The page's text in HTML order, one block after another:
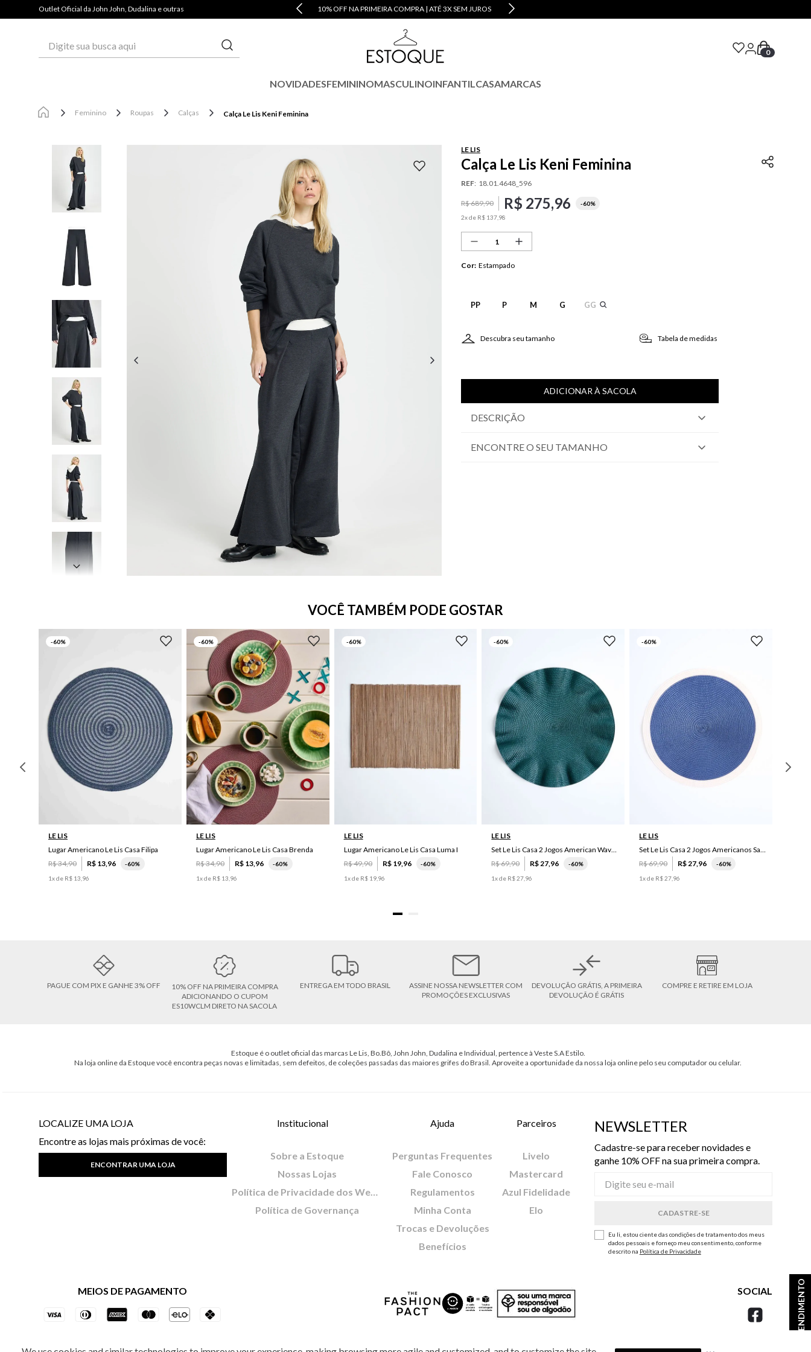
Outlet Oficial da John John, Dudalina e outrasPAGUE COM PIX E GANHE 3% OFF* 10% OFF NA PRIMEIRA COMPRA | ATÉ 3X SEM JUROS
0
NOVIDADESFEMININOMASCULINOINFANTILCASAMARCAS
ATENDIMENTO
Feminino Roupas Calças Calça Le Lis Keni Feminina
LE LIS
Calça Le Lis Keni Feminina
REF: 18.01.4648_596
R$689,90 R$ 275,96 -60%
2x de R$ 137 98
Cor: Estampado
PP P M G GG
Descubra seu tamanho Tabela de medidas
ADICIONAR À SACOLA
DESCRIÇÃO
ENCONTRE O SEU TAMANHO
VOCÊ TAMBÉM PODE GOSTAR
-60%
LE LIS
Lugar Americano Le Lis Casa Filipa
R$34,90 R$ 13,96 -60%
1x de R$ 13 96
-60%
UN
LE LIS
Lugar Americano Le Lis Casa Brenda
R$34,90 R$ 13,96 -60%
1x de R$ 13 96
-60%
LE LIS
Lugar Americano Le Lis Casa Luma I
R$49,90 R$ 19,96 -60%
1x de R$ 19, 96
-60%
LE LIS
Set Le Lis Casa 2 Jogos American Wave Green
R$69,90 R$27,96 -60%
1x de R$27 96
-60%
LE LIS
Set Le Lis Casa 2 Jogos Americanos Saruê II
R$69,90 R$27,96 -60%
1x de R$27 96
PAGUE COM PIX E GANHE 3% OFF
10% OFF NA PRIMEIRA COMPRA
ADICIONANDO O CUPOM
ES10WCLM DIRETO NA SACOLA
ENTREGA EM TODO BRASIL
ASSINE NOSSA NEWSLETTER COM
PROMOÇÕES EXCLUSIVAS
DEVOLUÇÃO GRÁTIS, A PRIMEIRA
DEVOLUÇÃO É GRÁTIS
COMPRE E RETIRE EM LOJA
Estoque é o outlet oficial das marcas Le Lis, Bo.Bô, John John, Dudalina e Individual, pertence à Veste S.A Estilo.
Na loja online da Estoque você encontra peças novas e limitadas, sem defeitos, de coleções passadas das maiores grifes do Brasil. Aproveite a oportunidade da nossa loja online pelo seu computador ou celular.
LOCALIZE UMA LOJA
Encontre as lojas mais próximas de você:
ENCONTRAR UMA LOJA
Institucional
Sobre a Estoque
Nossas Lojas
Política de Privacidade dos Websites
Política de Governança
Ajuda
Perguntas Frequentes
Fale Conosco
Regulamentos
Minha Conta
Trocas e Devoluções
Benefícios
Parceiros
Livelo
Mastercard
Azul Fidelidade
Elo
NEWSLETTER
Cadastre-se para receber novidades e
ganhe 10% OFF na sua primeira compra.
Eu li, estou ciente das condições de tratamento dos meus
dados pessoais e forneço meu consentimento, conforme
descrito na Política de Privacidade
MEIOS DE PAGAMENTO SOCIAL